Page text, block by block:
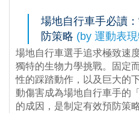
場地自行車手必讀
防策略 (by 運動表
場地自行車選手追求極致速
獨特的生物力學挑戰。固定
性的踩踏動作，以及巨大的
動傷害成為場地自行車手的
的成因，是制定有效預防策